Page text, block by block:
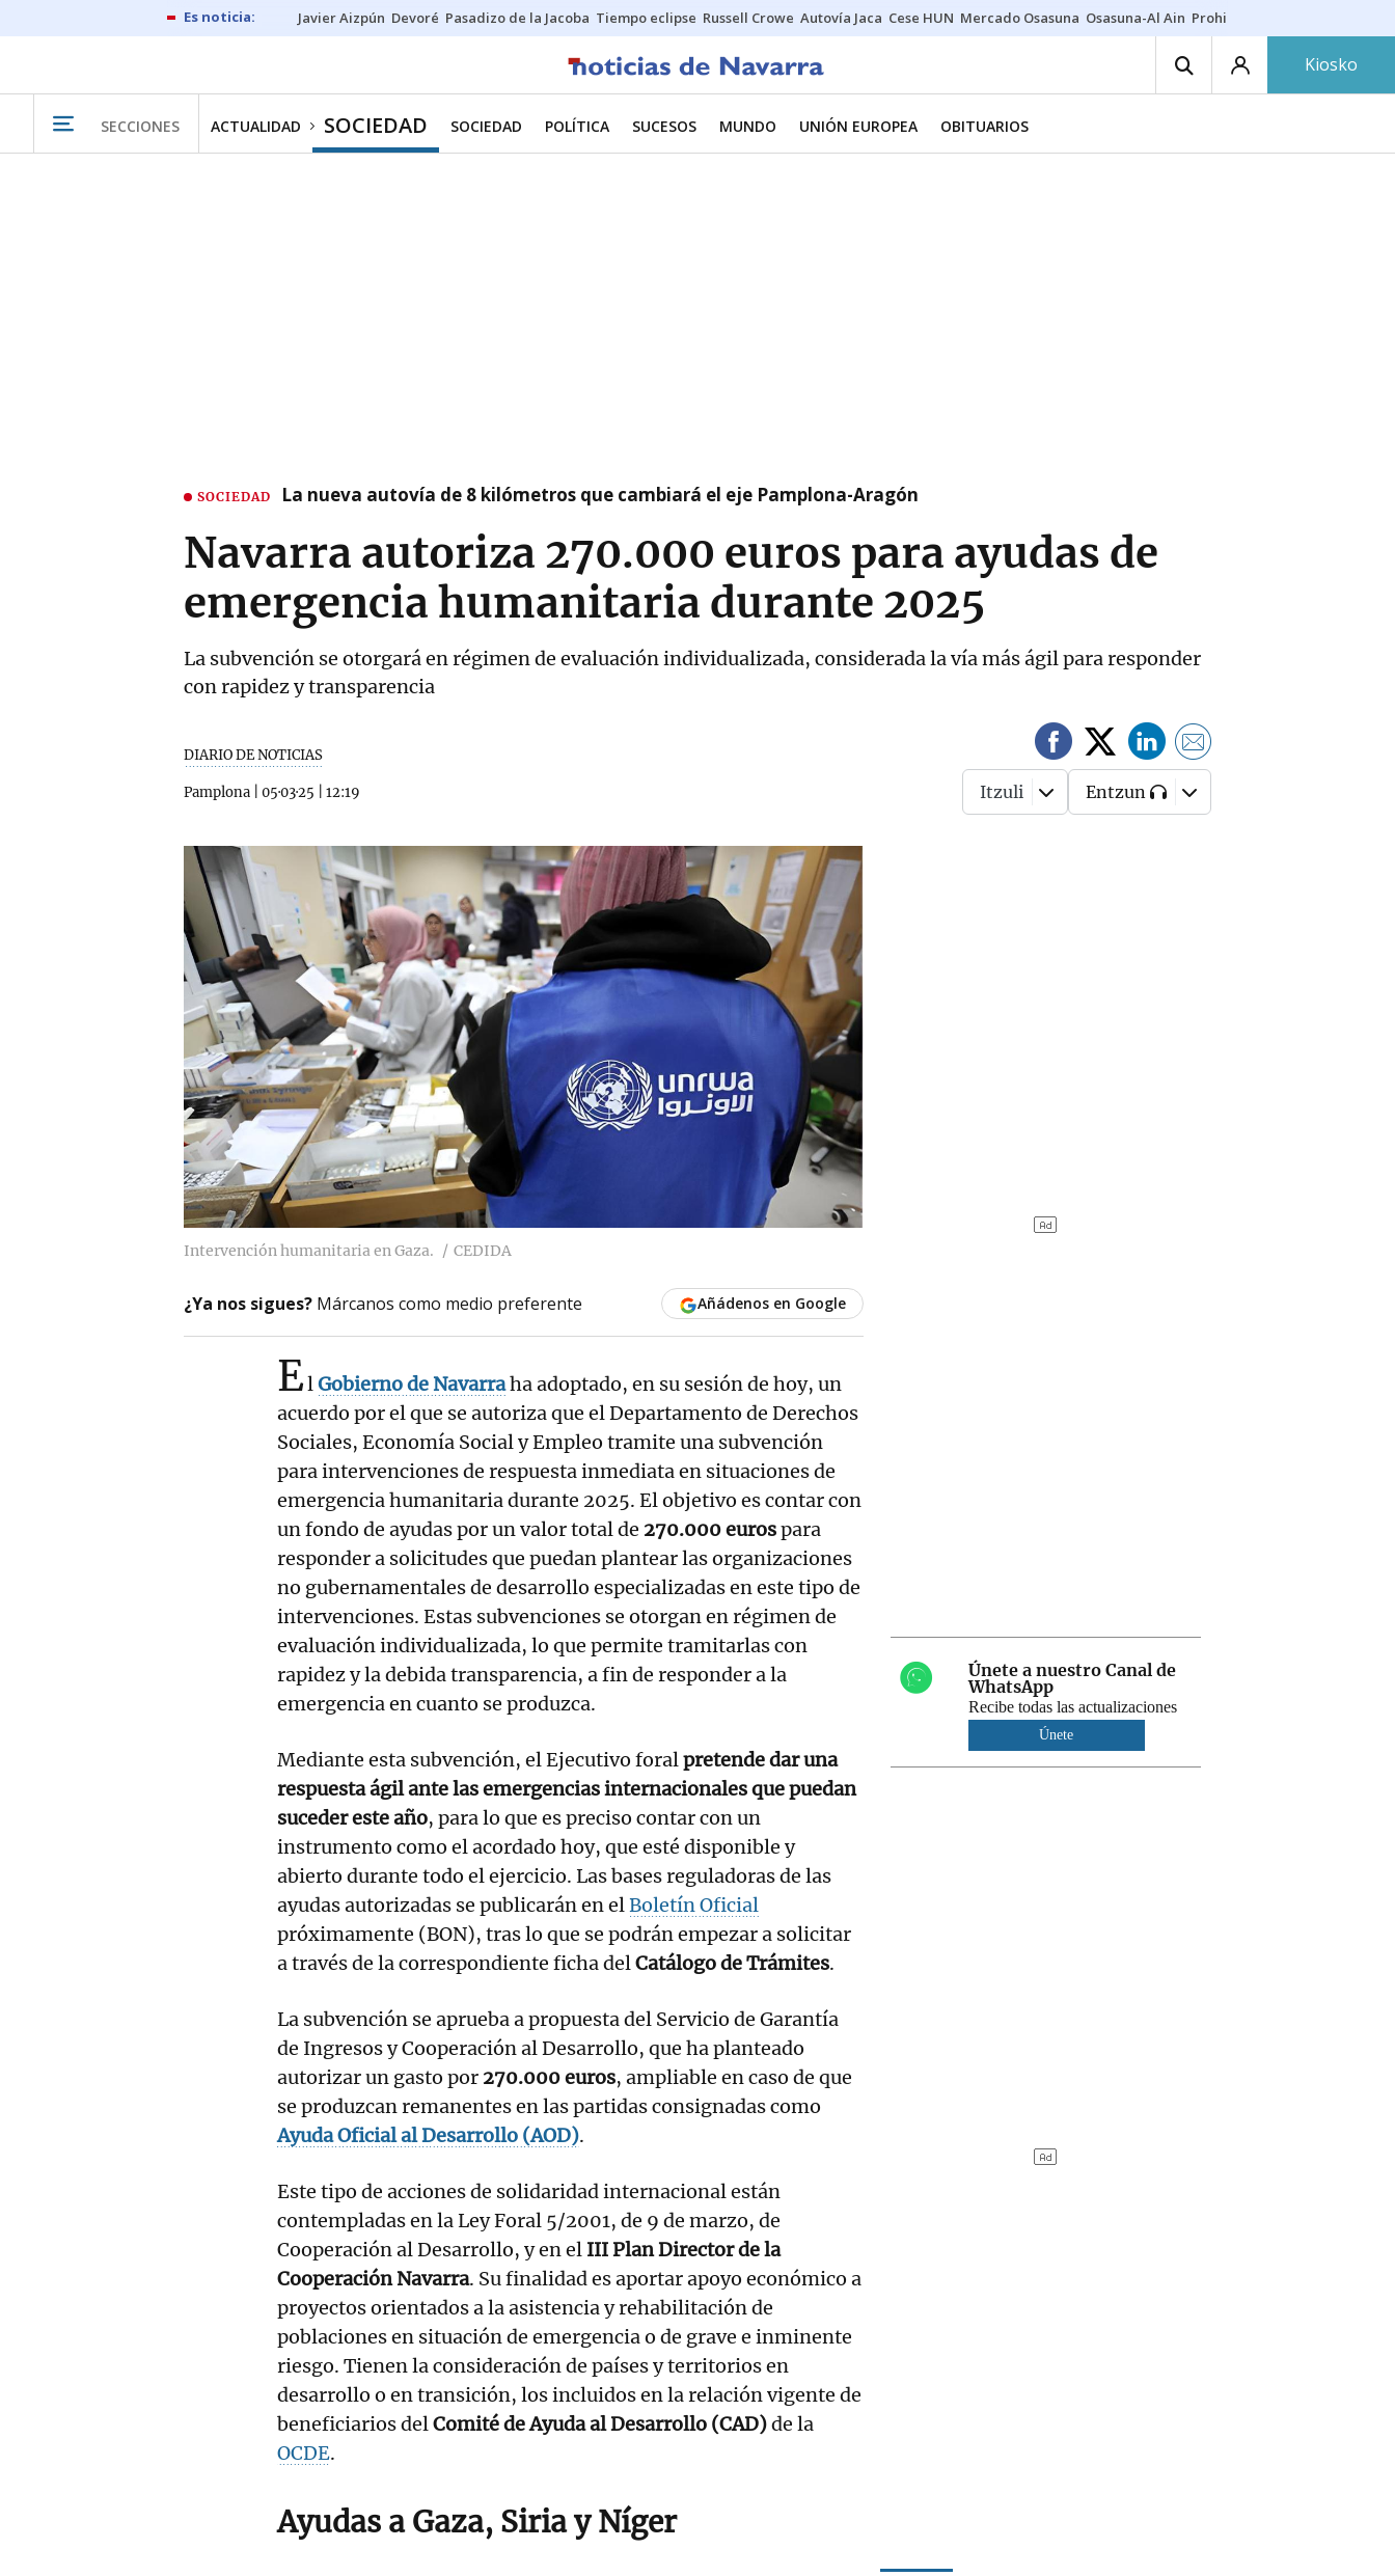
Javier Aizpún Devoré Pasadizo de la Jacoba Tiempo eclipse Russell Crowe Autovía Jaca Cese HUN Mercado Osasuna Osasuna-Al Ain Prohibiciones eclipse
Kiosko
SECCIONES ACTUALIDAD SOCIEDAD SOCIEDAD POLÍTICA SUCESOS MUNDO UNIÓN EUROPEA OBITUARIOS
SOCIEDAD La nueva autovía de 8 kilómetros que cambiará el eje Pamplona-Aragón
Navarra autoriza 270.000 euros para ayudas de
emergencia humanitaria durante 2025
La subvención se otorgará en régimen de evaluación individualizada, considerada la vía más ágil para responder
con rapidez y transparencia
DIARIO DE NOTICIAS
Pamplona 05·03·25 12:19 Itzuli Entzun
Intervención humanitaria en Gaza. CEDIDA
¿Ya nos sigues? Márcanos como medio preferente Añádenos en Google
ElGobierno de Navarraha adoptado, en su sesión de hoy, un
acuerdo por el que se autoriza que el Departamento de Derechos
Sociales, Economía Social y Empleo tramite una subvención
para intervenciones de respuesta inmediata en situaciones de
emergencia humanitaria durante 2025. El objetivo es contar con
un fondo de ayudas por un valor total de 270.000 eurospara
responder a solicitudes que puedan plantear las organizaciones
no gubernamentales de desarrollo especializadas en este tipo de
intervenciones. Estas subvenciones se otorgan en régimen de
evaluación individualizada, lo que permite tramitarlas con
rapidez y la debida transparencia, a fin de responder a la
emergencia en cuanto se produzca.
Mediante esta subvención, el Ejecutivo foralpretende dar una
respuesta ágil ante las emergencias internacionales que puedan
suceder este año, para lo que es preciso contar con un
instrumento como el acordado hoy, que esté disponible y
abierto durante todo el ejercicio. Las bases reguladoras de las
ayudas autorizadas se publicarán en elBoletín Oficial
próximamente (BON), tras lo que se podrán empezar a solicitar
a través de la correspondiente ficha delCatálogo de Trámites.
La subvención se aprueba a propuesta del Servicio de Garantía
de Ingresos y Cooperación al Desarrollo, que ha planteado
autorizar un gasto por 270.000 euros, ampliable en caso de que
se produzcan remanentes en las partidas consignadas como
Ayuda Oficial al Desarrollo (AOD).
Este tipo de acciones de solidaridad internacional están
contempladas en la Ley Foral 5/2001, de 9 de marzo, de
Cooperación al Desarrollo, y en el III Plan Director de la
Cooperación Navarra. Su finalidad es aportar apoyo económico a
proyectos orientados a la asistencia y rehabilitación de
poblaciones en situación de emergencia o de grave e inminente
riesgo. Tienen la consideración de países y territorios en
desarrollo o en transición, los incluidos en la relación vigente de
beneficiarios delComité de Ayuda al Desarrollo (CAD)de la
OCDE.
Ayudas a Gaza, Siria y Níger
Únete a nuestro Canal de
WhatsApp
Recibe todas las actualizaciones
Únete